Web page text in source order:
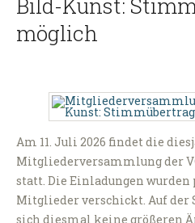
Bild-Kunst:
möglich
Am 11. Juli 2026 findet die
Mitgliederversammlung der
statt. Die Einladungen wurden
Mitglieder verschickt. Auf der
sich diesmal keine größeren